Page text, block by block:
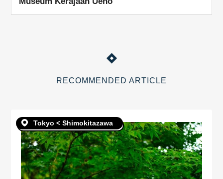
RECOMMENDED ARTICLE
Tokyo < Shimokitazawa